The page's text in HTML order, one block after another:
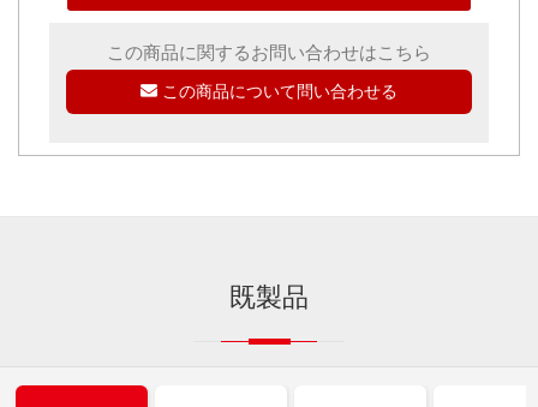
この商品に関するお問い合わせはこちら
この商品について問い合わせる
既製品